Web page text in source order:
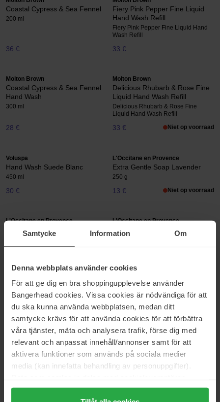
Samtycke Information Om
Denna webbplats använder cookies
För att ge dig en bra shoppingupplevelse använder
Bangerhead cookies. Vissa cookies är nödvändiga för att
du ska kunna använda webbplatsen, medan ditt
samtycke krävs för att använda cookies för att förbättra
våra tjänster, mäta och analysera trafik, förse dig med
relevant och anpassat innehåll/annonser samt för att
aktivera funktioner som används på sociala medier
media (kan innefatta behandling av personuppgifter).
Genom att trycka på "Tillåt alla cookies" accepterar du
Coastal Cypress & Sea Fennel
200 ml
36 €
Fiery Pink Pepper Fine Liquid
Hand Wash Refill
Fiery Pink Pepper Fine Liquid Hand
Wash Refill
33 €
Molton Brown
Coastal Cypress & Sea Fennel
Hand Wash
300 ml
28 €
Molton Brown
Delicious Rhubarb & Rose Fine
Liquid Hand Wash Refill
Delicious Rhubarb & Rose Fine
Liquid Hand Wash Refill
33 € Niet op voorraad
Voluspa
Hand Wash Suede Blanc
450 ml
30 €
L'Occitane en Provence
Extra Gentle Soap Lavender
250 g
13 € Niet op voorraad
L'Occitane en Provence
Shea Butter Shea Rich Body
250 g
L'Occitane en Provence
Shea Butter Verbena Body Soap
Lernberger Stafsing
Hand Wash
250 ml
28 € Niet op voorraad
Löwengrip
Healthy Glow - Hand Soap &
Hand Balm kit
600 ml
34 €
Löwengrip Maria Åkerberg